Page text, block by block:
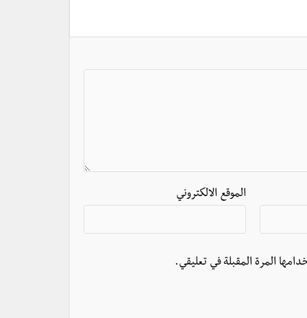
الموقع الالكتروني
المرة المقبلة في تعليقي.